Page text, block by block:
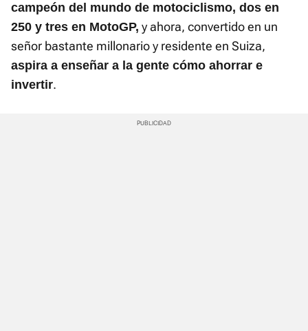
campeón del mundo de motociclismo, dos en
250 y tres en MotoGP, y ahora, convertido en un
señor bastante millonario y residente en Suiza,
aspira a enseñar a la gente cómo ahorrar e
invertir.